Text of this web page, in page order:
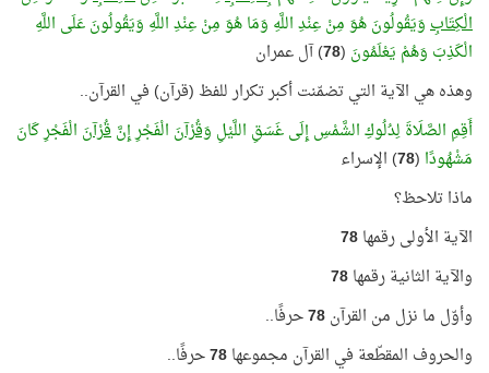
الْكِتَابِوَيَقُولُونَ هُوَ مِنْ عِنْدِ اللَّهِ وَمَا هُوَ مِنْ عِنْدِ اللَّهِ وَيَقُولُونَ عَلَى اللَّهِ
الْكَذِبَ وَهُمْ يَعْلَمُونَ (
78) آل عمران
وهذه هي الآية التي تضمّنت أكبر تكرار للفظ (قرآن) في القرآن..
أَقِمِ الصَّلَاةَ لِدُلُوكِ الشَّمْسِ إِلَى غَسَقِ اللَّيْلِ وَقُرْآنَ الْفَجْرِ إِنَّقُرْآنَ الْفَجْرِ كَانَ
مَشْهُودًا (
78) الإسراء
ماذا تلاحظ؟
الآية الأولى رقمها78
والآية الثانية رقمها78
وأوّل ما نزل من القرآن78حرفًا..
والحروف المقطّعة في القرآن مجموعها78حرفًا..